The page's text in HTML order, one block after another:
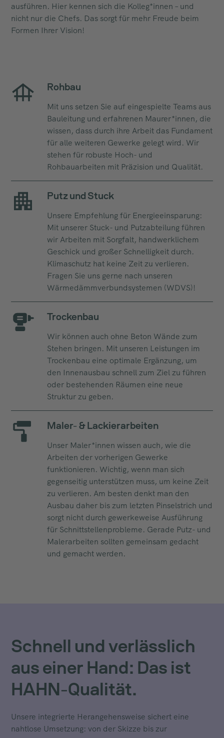
ausführen. Hier kennen sich die Kolleg*innen – und
nicht nur die Chefs. Das sorgt für mehr Freude beim
Formen Ihrer Vision!
Rohbau
Mit uns setzen Sie auf eingespielte Teams aus
Bauleitung und erfahrenen Maurer*innen, die
wissen, dass durch ihre Arbeit das Fundament
für alle weiteren Gewerke gelegt wird. Wir
stehen für robuste Hoch- und
Rohbauarbeiten mit Präzision und Qualität.
Putz und Stuck
Unsere Empfehlung für Energieeinsparung:
Mit unserer Stuck- und Putzabteilung führen
wir Arbeiten mit Sorgfalt, handwerklichem
Geschick und großer Schnelligkeit durch.
Klimaschutz hat keine Zeit zu verlieren.
Fragen Sie uns gerne nach unseren
Wärmedämmverbundsystemen (WDVS)!
Trockenbau
Wir können auch ohne Beton Wände zum
Stehen bringen. Mit unseren Leistungen im
Trockenbau eine optimale Ergänzung, um
den Innenausbau schnell zum Ziel zu führen
oder bestehenden Räumen eine neue
Struktur zu geben.
Maler- & Lackierarbeiten
Unser Maler*innen wissen auch, wie die
Arbeiten der vorherigen Gewerke
funktionieren. Wichtig, wenn man sich
gegenseitig unterstützen muss, um keine Zeit
zu verlieren. Am besten denkt man den
Ausbau daher bis zum letzten Pinselstrich und
sorgt nicht durch gewerkeweise Ausführung
für Schnittstellenprobleme. Gerade Putz- und
Malerarbeiten sollten gemeinsam gedacht
und gemacht werden.
Schnell und verlässlich
aus einer Hand: Das ist
HAHN-Qualität.
Unsere integrierte Herangehensweise sichert eine
nahtlose Umsetzung: von der Skizze bis zur